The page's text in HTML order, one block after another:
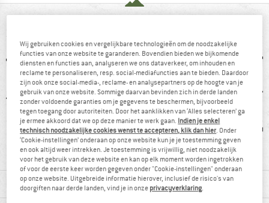
Klanten zeggen:
Prijs/kwaliteit
Klanten zeggen:
winddicht
MATERIAALGEGEVENS & KENMERKEN
Wij gebruiken cookies en vergelijkbare technologieën om de noodzakelijke
functies van onze website te garanderen. Bovendien bieden we bijkomende
diensten en functies aan, analyseren we ons dataverkeer, om inhouden en
reclame te personaliseren, resp. social-mediafuncties aan te bieden. Daardoor
zijn ook onze social-media-, reclame- en analysepartners op de hoogte van je
gebruik van onze website. Sommige daarvan bevinden zich in derde landen
zonder voldoende garanties om je gegevens te beschermen, bijvoorbeeld
tegen toegang door autoriteiten. Door het aanklikken van ‘Alles selecteren’ ga
je ermee akkoord dat we op deze manier te werk gaan. Indien je enkel
technisch noodzakelijke cookies wenst te accepteren, klik dan hier. Onder
‘Cookie-instellingen’ onderaan op onze website kun je je toestemming geven
en ook altijd weer intrekken. Je toestemming is vrijwillig, niet noodzakelijk
voor het gebruik van deze website en kan op elk moment worden ingetrokken
of voor de eerste keer worden gegeven onder "Cookie-instellingen" onderaan
op onze website. Uitgebreide informatie hierover, inclusief de risico's van
doorgiften naar derde landen, vind je in onze privacyverklaring.